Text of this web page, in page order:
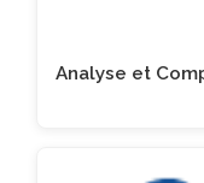
Analyse et